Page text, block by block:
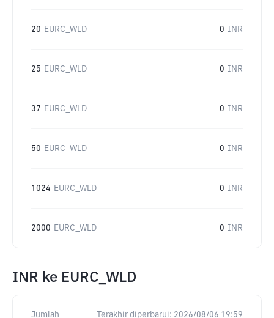
20 EURC_WLD 0 INR
25 EURC_WLD 0 INR
37 EURC_WLD 0 INR
50 EURC_WLD 0 INR
1024 EURC_WLD 0 INR
2000 EURC_WLD 0 INR
INR ke EURC_WLD
Jumlah Terakhir diperbarui: 2026/08/06 19:59